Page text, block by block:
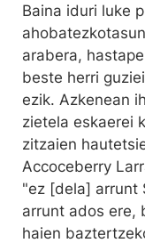
Baina iduri luke
arabera,
beste herri
ezik. Azkenean
zietela eskaerei
zitzaien
Accoceberry
"ez [dela] arrunt
arrunt ados ere,
haien